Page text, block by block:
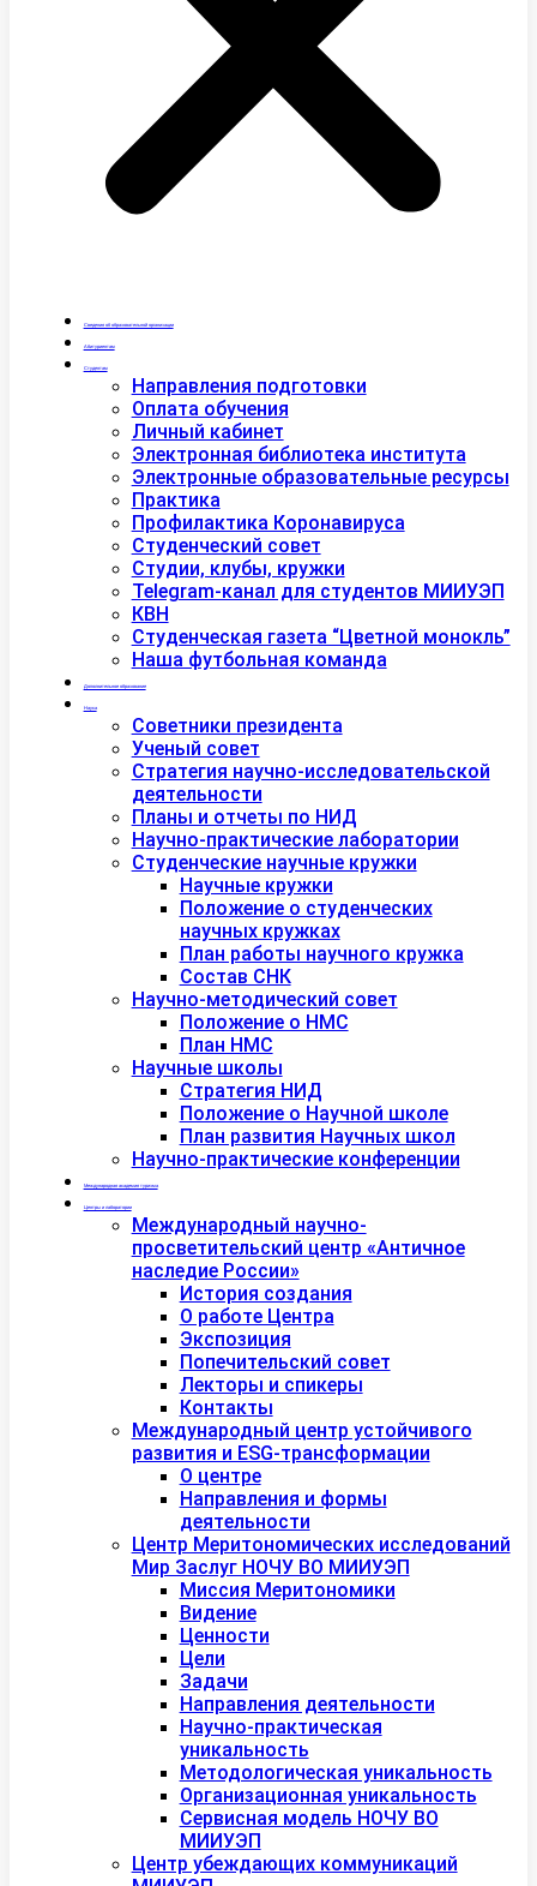
Сведения об образовательной организации
Абитуриентам
Студентам
Направления подготовки
Оплата обучения
Личный кабинет
Электронная библиотека института
Электронные образовательные ресурсы
Практика
Профилактика Коронавируса
Студенческий совет
Студии, клубы, кружки
Telegram-канал для студентов МИИУЭП
КВН
Студенческая газета “Цветной монокль”
Наша футбольная команда
Дополнительное образование
Наука
Советники президента
Ученый совет
Стратегия научно-исследовательской
деятельности
Планы и отчеты по НИД
Научно-практические лаборатории
Студенческие научные кружки
Научные кружки
Положение о студенческих
научных кружках
План работы научного кружка
Состав СНК
Научно-методический совет
Положение о НМС
План НМС
Научные школы
Стратегия НИД
Положение о Научной школе
План развития Научных школ
Научно-практические конференции
Международная академия туризма
Центры и лаборатории
Международный научно-
просветительский центр «Античное
наследие России»
История создания
О работе Центра
Экспозиция
Попечительский совет
Лекторы и спикеры
Контакты
Международный центр устойчивого
развития и ESG-трансформации
О центре
Направления и формы
деятельности
Центр Меритономических исследований
Мир Заслуг НОЧУ ВО МИИУЭП
Миссия Меритономики
Видение
Ценности
Цели
Задачи
Направления деятельности
Научно-практическая
уникальность
Методологическая уникальность
Организационная уникальность
Сервисная модель НОЧУ ВО
МИИУЭП
Центр убеждающих коммуникаций